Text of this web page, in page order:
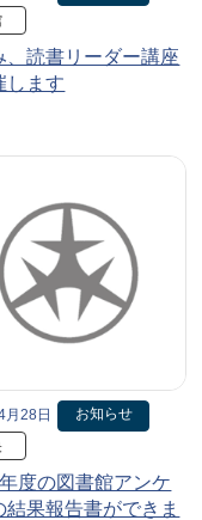
、読書リーダー講座
します
月28日
お知らせ
度の図書館アンケ
結果報告書ができま